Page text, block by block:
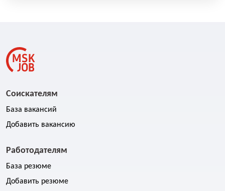
Соискателям
База вакансий
Добавить вакансию
Работодателям
База резюме
Добавить резюме